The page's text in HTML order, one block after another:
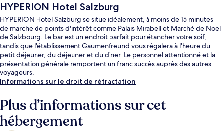
HYPERION Hotel Salzburg
HYPERION Hotel Salzburg se situe idéalement, à moins de 15 minutes
de marche de points d'intérêt comme Palais Mirabell et Marché de Noël
de Salzbourg. Le bar est un endroit parfait pour étancher votre soif,
tandis que l'établissement Gaumenfreund vous régalera à l'heure du
petit déjeuner, du déjeuner et du dîner. Le personnel attentionné et la
présentation générale remportent un franc succès auprès des autres
voyageurs.
Informations sur le droit de rétractation
Plus d’informations sur cet
hébergement